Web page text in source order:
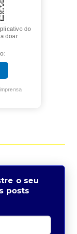
do
doar
o seu
posts